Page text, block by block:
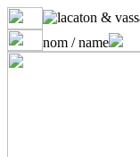
nom / name